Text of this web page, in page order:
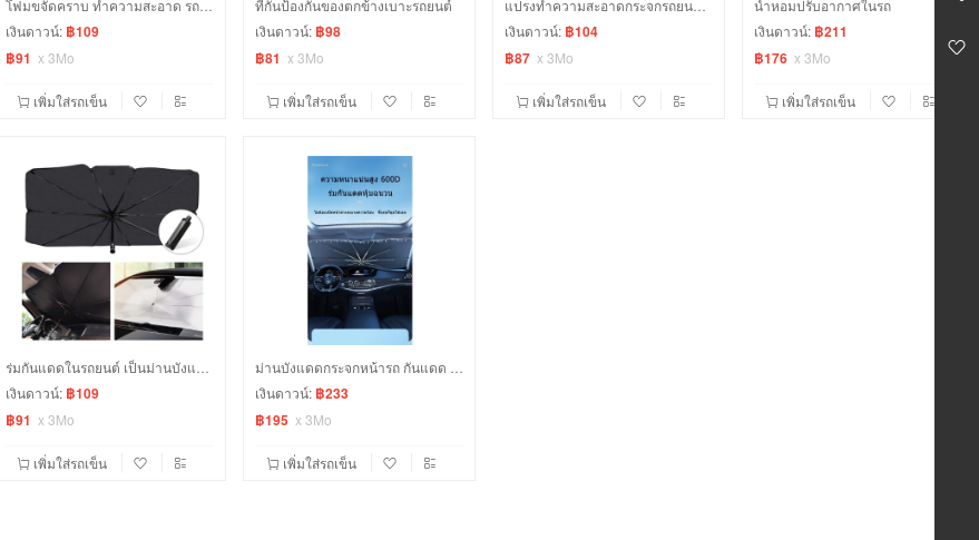
เงินดาวน์: ฿109
฿91 x 3Mo
เพิ่มใส่รถเข็น
ที่กั้นป้องกันของตกข้างเบาะรถยนต์
เงินดาวน์: ฿98
฿81 x 3Mo
เพิ่มใส่รถเข็น
เงินดาวน์: ฿104
฿87 x 3Mo
เพิ่มใส่รถเข็น
น้ำหอมปรับอากาศในรถ
เงินดาวน์: ฿211
฿176 x 3Mo
เพิ่มใส่รถเข็น
เงินดาวน์: ฿109
฿91 x 3Mo
เพิ่มใส่รถเข็น
เงินดาวน์: ฿233
฿195 x 3Mo
เพิ่มใส่รถเข็น